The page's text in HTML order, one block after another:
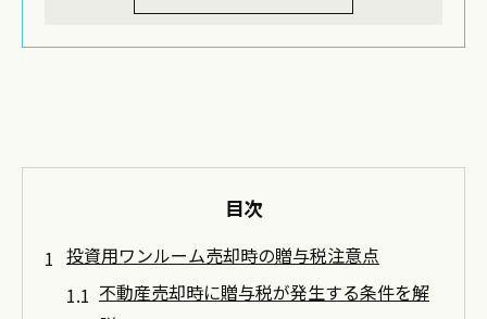
目次
投資用ワンルーム売却時の贈与税注意点
不動産売却時に贈与税が発生する条件を解